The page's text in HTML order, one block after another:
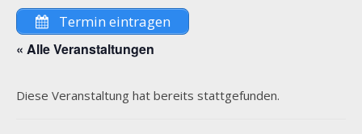
Termin eintragen
« Alle Veranstaltungen
Diese Veranstaltung hat bereits stattgefunden.